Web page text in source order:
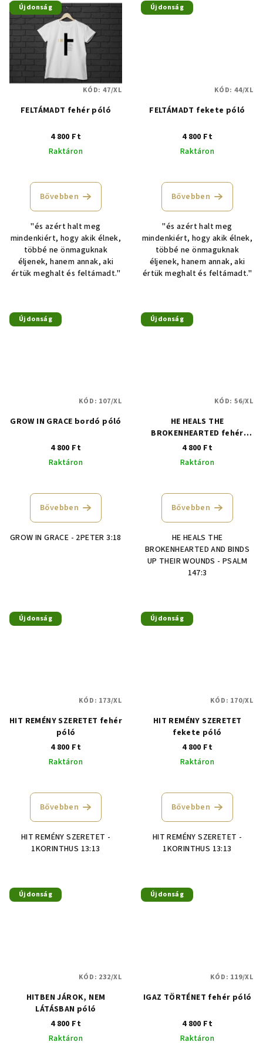
Újdonság
FELTÁMADT fehér póló
4 800 Ft
Raktáron
termék
átlagos
értékelése
ből
4,8
csillag.
Bővebben
"és azért halt meg
mindenkiért, hogy akik élnek,
többé ne önmaguknak
éljenek, hanem annak, aki
értük meghalt és feltámadt."
KÓD: 47/XL
Újdonság
FELTÁMADT fekete póló
4 800 Ft
Raktáron
Bővebben
"és azért halt meg
mindenkiért, hogy akik élnek,
többé ne önmaguknak
éljenek, hanem annak, aki
értük meghalt és feltámadt."
KÓD: 44/XL
Újdonság
GROW IN GRACE bordó póló
4 800 Ft
Raktáron
Bővebben
GROW IN GRACE - 2PETER 3:18
KÓD: 107/XL
Újdonság
HE HEALS THE
BROKENHEARTED fehér
póló
4 800 Ft
Raktáron
Bővebben
HE HEALS THE
BROKENHEARTED AND BINDS
UP THEIR WOUNDS - PSALM
147:3
KÓD: 56/XL
Újdonság
HIT REMÉNY SZERETET fehér
póló
4 800 Ft
Raktáron
termék
átlagos
értékelése
ből
5,0
Bővebben
HIT REMÉNY SZERETET -
1KORINTHUS 13:13
KÓD: 173/XL
Újdonság
HIT REMÉNY SZERETET
fekete póló
4 800 Ft
Raktáron
Bővebben
HIT REMÉNY SZERETET -
1KORINTHUS 13:13
KÓD: 170/XL
Újdonság
HITBEN JÁROK, NEM
LÁTÁSBAN póló
4 800 Ft
Raktáron
KÓD: 232/XL
Újdonság
IGAZ TÖRTÉNET fehér póló
4 800 Ft
Raktáron
KÓD: 119/XL